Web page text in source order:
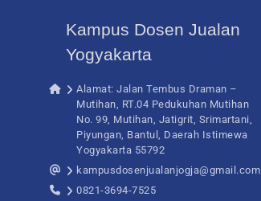
Kampus Dosen Jualan
Yogyakarta
Alamat: Jalan Tembus Draman –
Mutihan, RT.04 Pedukuhan Mutihan
No. 99, Mutihan, Jatigrit, Srimartani,
Piyungan, Bantul, Daerah Istimewa
Yogyakarta 55792
kampusdosenjualanjogja@gmail.com
0821-3694-7525